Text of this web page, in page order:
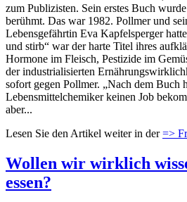
zum Publizisten. Sein erstes Buch
berühmt. Das war 1982. Pollmer und
Lebensgefährtin Eva Kapfelsperger
und stirb“ war der harte Titel ihres
Hormone im Fleisch, Pestizide im
der industrialisierten
sofort gegen Pollmer. „Nach dem Buch
Lebensmittelchemiker keinen Job
aber...
Lesen Sie den Artikel weiter in der=>
Wollen wir wirklich
essen?